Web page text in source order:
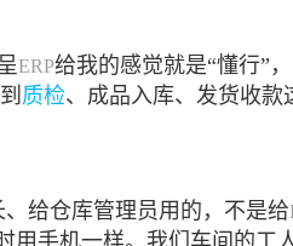
ERP给我的感觉就是“懂行”
质检、成品入库、发货收款
给仓库管理员用的，不是给
用手机一样。我们车间的工